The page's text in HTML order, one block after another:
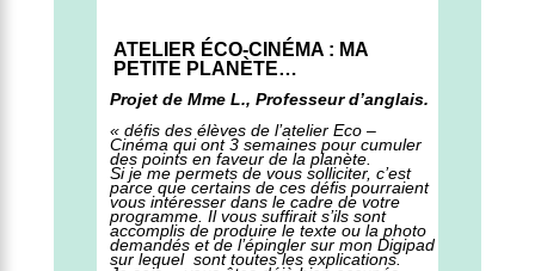
ATELIER ÉCO-CINÉMA : MA
PETITE PLANÈTE…
Projet de Mme L., Professeur d’anglais.
« défis des élèves de l’atelier Eco –
Cinéma qui ont 3 semaines pour cumuler
des points en faveur de la planète.
Si je me permets de vous solliciter, c’est
parce que certains de ces défis pourraient
vous intéresser dans le cadre de votre
programme. Il vous suffirait s’ils sont
accomplis de produire le texte ou la photo
demandés et de l’épingler sur mon Digipad
sur lequel sont toutes les explications.